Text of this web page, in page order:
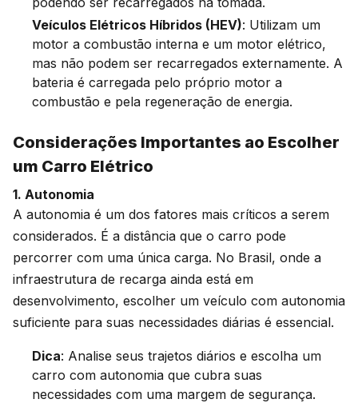
Veículos Elétricos Híbridos (HEV): Utilizam um
motor a combustão interna e um motor elétrico,
mas não podem ser recarregados externamente. A
bateria é carregada pelo próprio motor a
combustão e pela regeneração de energia.
Considerações Importantes ao Escolher
um Carro Elétrico
1. Autonomia
A autonomia é um dos fatores mais críticos a serem
considerados. É a distância que o carro pode
percorrer com uma única carga. No Brasil, onde a
infraestrutura de recarga ainda está em
desenvolvimento, escolher um veículo com autonomia
suficiente para suas necessidades diárias é essencial.
Dica: Analise seus trajetos diários e escolha um
carro com autonomia que cubra suas
necessidades com uma margem de segurança.